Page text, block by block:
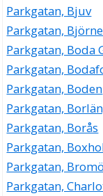
Parkgatan, Bjuv
Parkgatan,
Parkgatan, Boda
Parkgatan,
Parkgatan, Boden
Parkgatan,
Parkgatan, Borås
Parkgatan,
Parkgatan,
Parkgatan,